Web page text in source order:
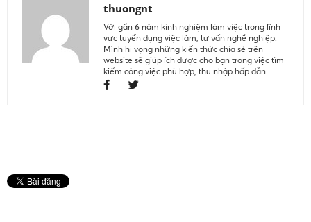
thuongnt
Với gần 6 năm kinh nghiệm làm việc trong lĩnh
vực tuyển dụng việc làm, tư vấn nghề nghiệp.
Mình hi vọng những kiến thức chia sẻ trên
website sẽ giúp ích được cho bạn trong việc tìm
kiếm công việc phù hợp, thu nhập hấp dẫn